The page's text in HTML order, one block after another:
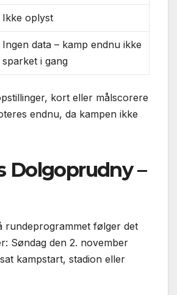
Ikke oplyst
Ingen data – kamp endnu ikke
sparket i gang
kort eller målscorere
endnu, da kampen ikke
Dolgoprudny –
rundeprogrammet følger det
Søndag den 2. november
kampstart, stadion eller